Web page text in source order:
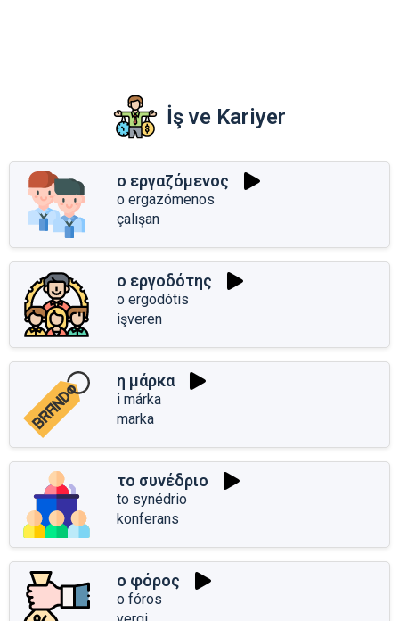
İş ve Kariyer
ο εργαζόμενος
o ergazómenos
çalışan
ο εργοδότης
o ergodótis
işveren
η μάρκα
i márka
marka
το συνέδριο
to synédrio
konferans
ο φόρος
o fóros